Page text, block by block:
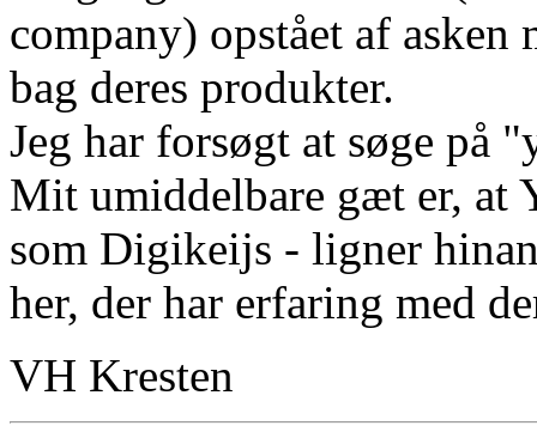
company) opstået af asken
bag deres produkter.
Jeg har forsøgt at søge på
Mit umiddelbare gæt er, at
som Digikeijs - ligner
her, der har erfaring med
VH Kresten